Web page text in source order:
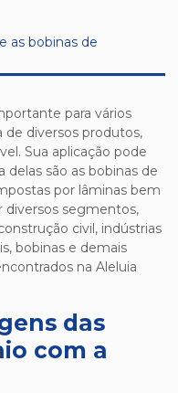
as bobinas de
para vários
de diversos produtos,
Sua aplicação pode
são as bobinas de
por lâminas bem
diversos segmentos,
civil, indústrias
bobinas e demais
na Aleluia
das
com a